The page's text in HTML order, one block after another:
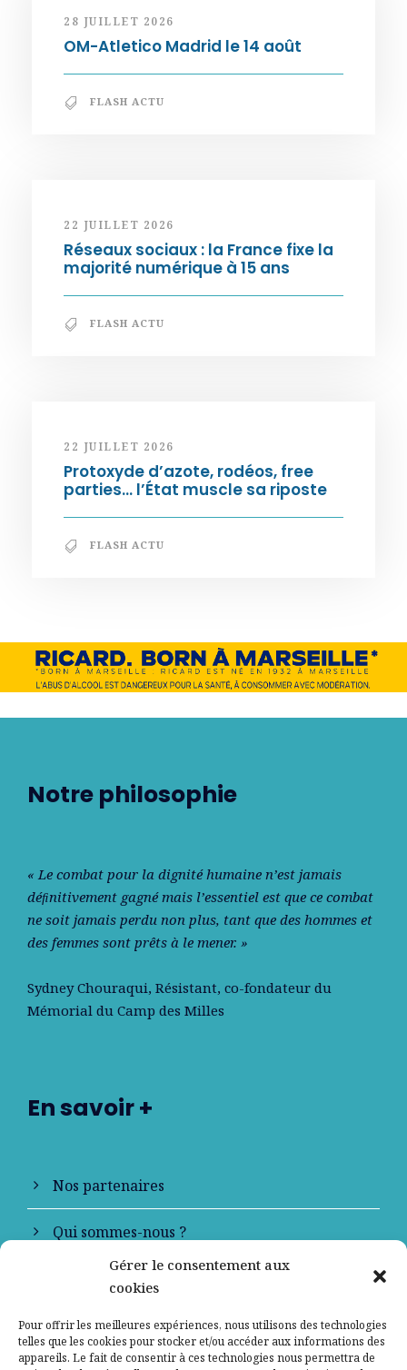
Gérer le consentement aux
cookies
Pour offrir les meilleures expériences, nous utilisons des technologies
telles que les cookies pour stocker et/ou accéder aux informations des
appareils. Le fait de consentir à ces technologies nous permettra de
28 JUILLET 2026
OM-Atletico Madrid le 14 août
FLASH ACTU
22 JUILLET 2026
Réseaux sociaux : la France fixe la
majorité numérique à 15 ans
FLASH ACTU
22 JUILLET 2026
Protoxyde d’azote, rodéos, free
parties… l’État muscle sa riposte
FLASH ACTU
Notre philosophie
« Le combat pour la dignité humaine n’est jamais
déﬁnitivement gagné mais l’essentiel est que ce combat
ne soit jamais perdu non plus, tant que des hommes et
des femmes sont prêts à le mener. »
Sydney Chouraqui, Résistant, co-fondateur du
Mémorial du Camp des Milles
En savoir +
Nos partenaires
Qui sommes-nous ?
Contactez-nous
Mentions légales